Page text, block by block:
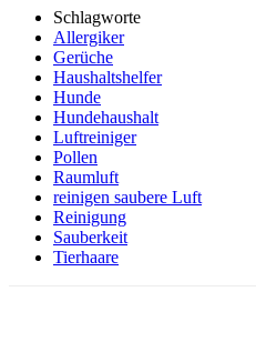
Schlagworte
Allergiker
Gerüche
Haushaltshelfer
Hunde
Hundehaushalt
Luftreiniger
Pollen
Raumluft
reinigen saubere Luft
Reinigung
Sauberkeit
Tierhaare